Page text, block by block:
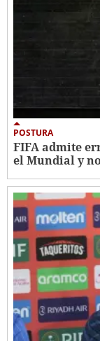
POSTURA
FIFA admite
el Mundial y